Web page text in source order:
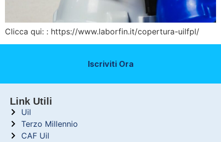
Clicca qui: : https://www.laborfin.it/copertura-uilfpl/
Iscriviti Ora
Link Utili
Uil
Terzo Millennio
CAF Uil